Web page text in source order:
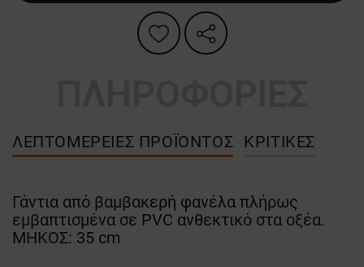
ΛΕΠΤΟΜΈΡΕΙΕΣ ΠΡΟΪΌΝΤΟΣ ΚΡΙΤΙΚΈΣ
Γάντια από βαμβακερή φανέλα πλήρως
εμβαπτισμένα σε PVC ανθεκτικό στα οξέα.
ΜΗΚΟΣ: 35 cm